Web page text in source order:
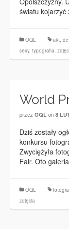
światu
OQL akt,
sexy, typografia,
World
przez OQL on 8
Dziś zostały
konkursu
Zwyciężyła
Fair. Oto
OQL
zdjęcia